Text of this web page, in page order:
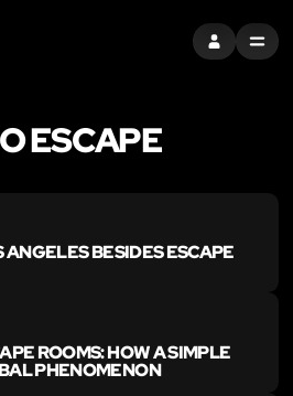
ZALOGUJ SIĘ
MENU
ESCAPE
ANGELES BESIDES ESCAPE
ROOMS: HOW A SIMPLE
PHENOMENON